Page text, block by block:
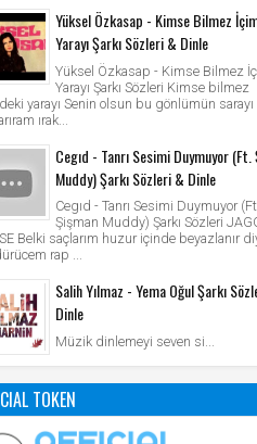
Yüksel Özkasap - Kimse Bilmez
Yarayı Şarkı Sözleri & Dinle
Yüksel Özkasap - Kimse Bilmez
Yarayı Şarkı Sözleri Kimse bilmez
yarayı Senin olsun bu gönlümün sarayı
ırak...
Cegıd - Tanrı Sesimi Duymuyor (Ft.
Muddy) Şarkı Sözleri & Dinle
Cegıd - Tanrı Sesimi Duymuyor
Şişman Muddy) Şarkı Sözleri
Belki saçlarım huzur içinde beyazlanır
rap ...
Salih Yılmaz - Yema Oğul Şarkı
Dinle
Müzik dinlemeyi seven si...
TOKEN